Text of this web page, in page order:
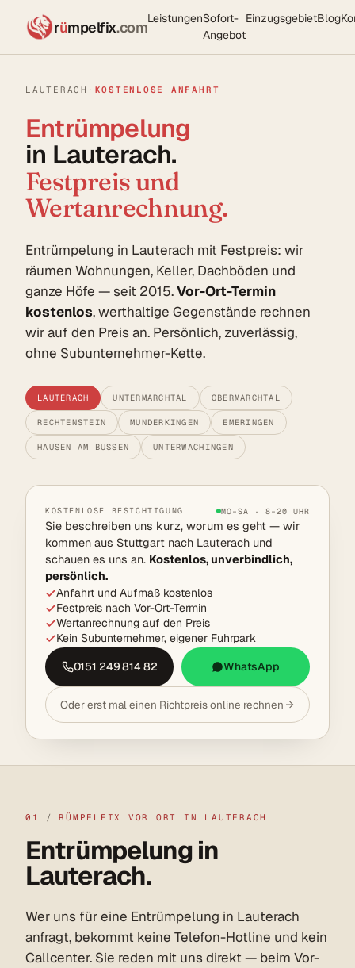
rümpelfix.comLeistungenSofort-
Angebot
EinzugsgebietBlog
LAUTERACH · KOSTENLOSE ANFAHRT
Entrümpelung
in Lauterach.
Festpreis und
Wertanrechnung.
Entrümpelung in Lauterach mit Festpreis: wir
räumen Wohnungen, Keller, Dachböden und
ganze Höfe — seit 2015.Vor-Ort-Termin
kostenlos, werthaltige Gegenstände rechnen
wir auf den Preis an. Persönlich, zuverlässig,
ohne Subunternehmer-Kette.
LAUTERACH UNTERMARCHTAL OBERMARCHTAL
RECHTENSTEIN MUNDERKINGEN EMERINGEN
HAUSEN AM BUSSEN UNTERWACHINGEN
KOSTENLOSE BESICHTIGUNG MO–SA · 8–20 UHR
Sie beschreiben uns kurz, worum es geht — wir
kommen aus Stuttgart nach Lauterach und
schauen es uns an. Kostenlos, unverbindlich,
persönlich.
Anfahrt und Aufmaß kostenlos
Festpreis nach Vor-Ort-Termin
Wertanrechnung auf den Preis
Kein Subunternehmer, eigener Fuhrpark
0151 249 814 82
WhatsApp
Oder erst mal einen Richtpreis online rechnen
01 / RÜMPELFIX VOR ORT IN LAUTERACH
Entrümpelung in
Lauterach.
Wer uns für eine Entrümpelung in Lauterach
anfragt, bekommt keine Telefon-Hotline und kein
Callcenter. Sie reden mit uns direkt — beim Vor-